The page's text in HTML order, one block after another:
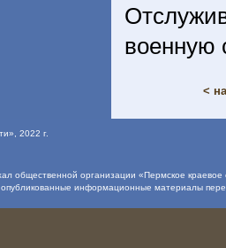
военную
<
, 2022 г.
общественной организации «Пермское
опубликованные информационные материалы